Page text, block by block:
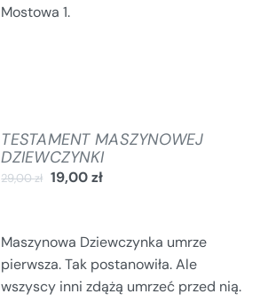
Mostowa 1.
TESTAMENT MASZYNOWEJ
DZIEWCZYNKI
29,00zł 19,00zł
Maszynowa Dziewczynka umrze
pierwsza. Tak postanowiła. Ale
wszyscy inni zdążą umrzeć przed nią.